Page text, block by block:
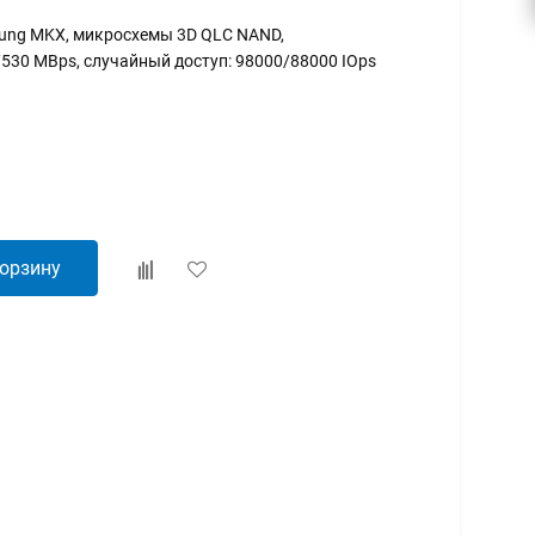
MKX, микросхемы 3D QLC NAND,
MBps, случайный доступ: 98000/88000 IOps